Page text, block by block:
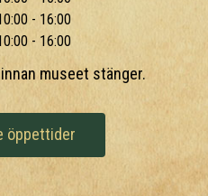
- 16:00
- 16:00
museet stänger.
öppettider